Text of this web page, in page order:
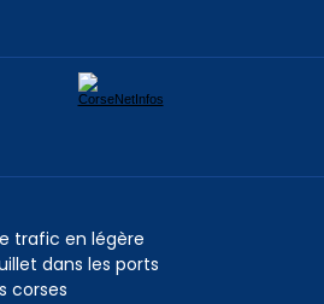
trafic en légère
dans les ports
corses